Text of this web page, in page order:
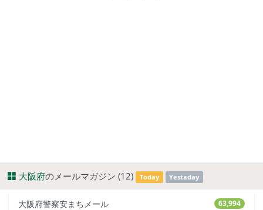
大阪府のメールマガジン (12) Today Yestaday
63,994
大阪府警察安まちメール